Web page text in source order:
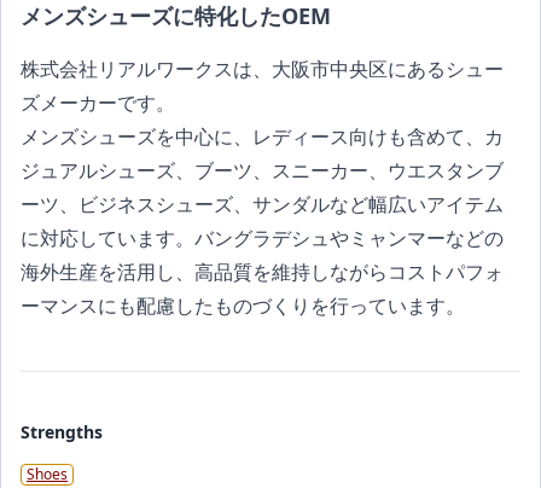
メンズシューズに特化したOEM
株式会社リアルワークスは、大阪市中央区にあるシュー
ズメーカーです。
メンズシューズを中心に、レディース向けも含めて、カ
ジュアルシューズ、ブーツ、スニーカー、ウエスタンブ
ーツ、ビジネスシューズ、サンダルなど幅広いアイテム
に対応しています。バングラデシュやミャンマーなどの
海外生産を活用し、高品質を維持しながらコストパフォ
ーマンスにも配慮したものづくりを行っています。
Strengths
Shoes